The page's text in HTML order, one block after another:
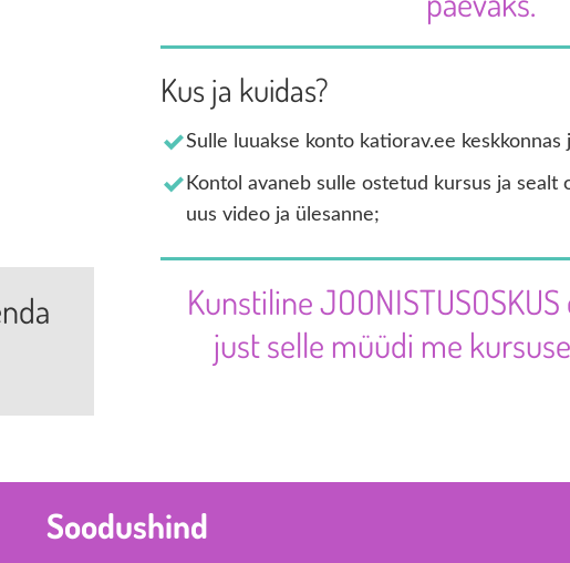
Kus ja kuidas?
Sulle luuakse konto katiorav.ee
Kontol avaneb sulle ostetud kursus ja sealt
uus video ja ülesanne;
Kunstiline
just selle müüdi me
Soodushind